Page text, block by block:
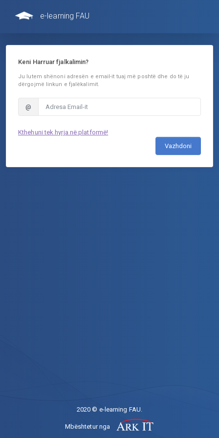
e-learning FAU
Keni Harruar fjalkalimin?
Ju lutem shënoni adresën e email-it tuaj më poshtë dhe do të ju
dërgojmë linkun e fjalëkalimit.
@
Kthehuni tek hyrja në platformë!
Vazhdoni
2020 © e-learning FAU.
Mbështetur nga